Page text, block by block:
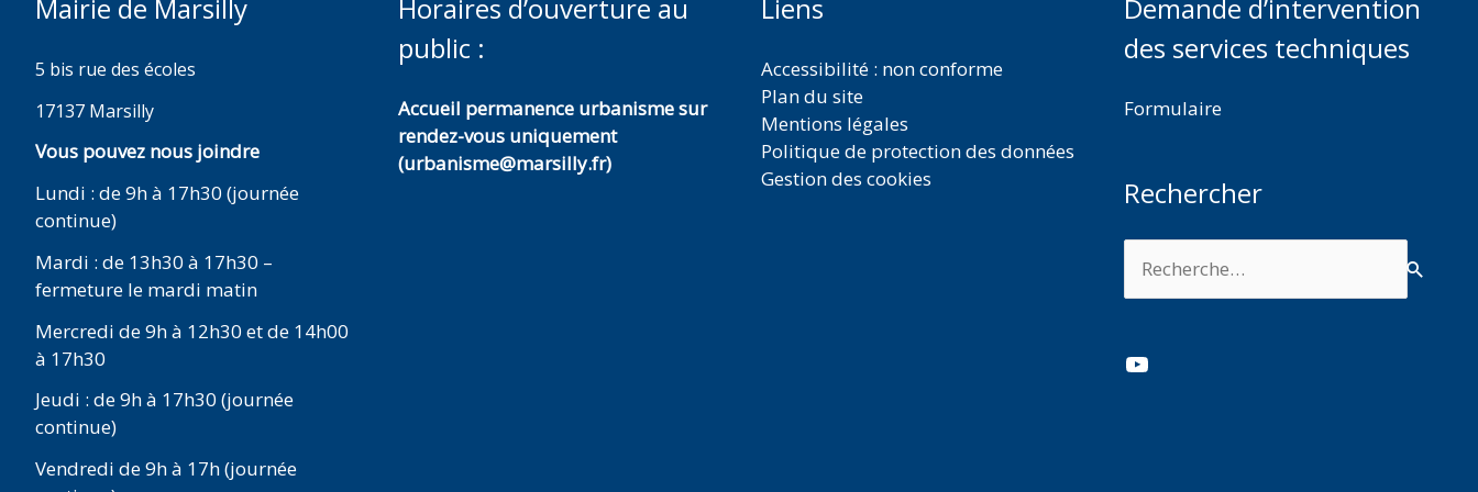
Mairie de Marsilly
5 bis rue des écoles
17137 Marsilly
Vous pouvez nous joindre
Lundi : de 9h à 17h30 (journée
continue)
Mardi : de 13h30 à 17h30 –
fermeture le mardi matin
Mercredi de 9h à 12h30 et de 14h00
à 17h30
Jeudi : de 9h à 17h30 (journée
continue)
Vendredi de 9h à 17h (journée
Horaires d’ouverture au
public :
Accueil permanence urbanisme sur
rendez-vous uniquement
(urbanisme@marsilly.fr)
Liens
Accessibilité : non conforme
Plan du site
Mentions légales
Politique de protection des données
Gestion des cookies
Demande d’intervention
des services techniques
Formulaire
Rechercher
YouTube